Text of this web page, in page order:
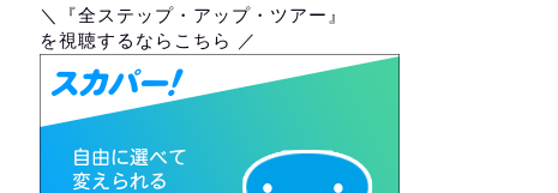
＼『全ステップ・アップ・ツアー』
を視聴するならこちら ／